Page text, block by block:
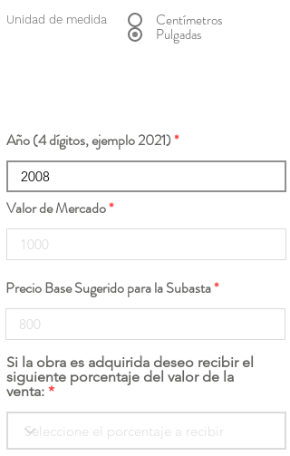
Unidad de medida Centímetros
Pulgadas
Año (4 dígitos, ejemplo 2021)
Valor de Mercado
Precio Base Sugerido para la Subasta
Si la obra es adquirida deseo recibir el
siguiente porcentaje del valor de la
venta: